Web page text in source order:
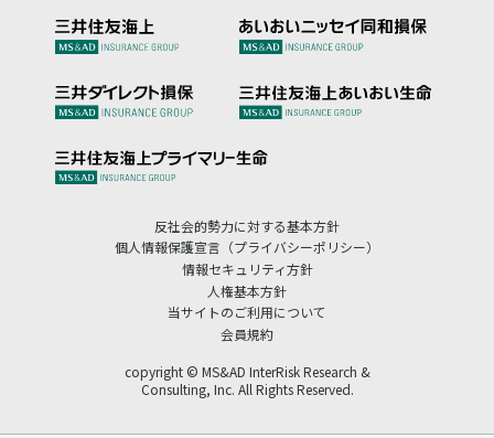
反社会的勢力に対する基本方針
個人情報保護宣言（プライバシーポリシー）
情報セキュリティ方針
人権基本方針
当サイトのご利用について
会員規約
copyright © MS&AD InterRisk Research &
Consulting, Inc. All Rights Reserved.